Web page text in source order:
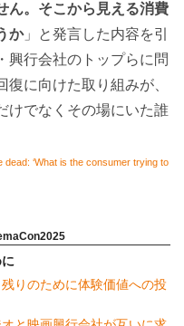
ん。そこから見える消費
か」と発言した内容を引
行会社のトップらに問
に向けた取り組みが、
けでなくその場にいた誰
dead: ‘What is the consumer trying to
りのために体験価値への投